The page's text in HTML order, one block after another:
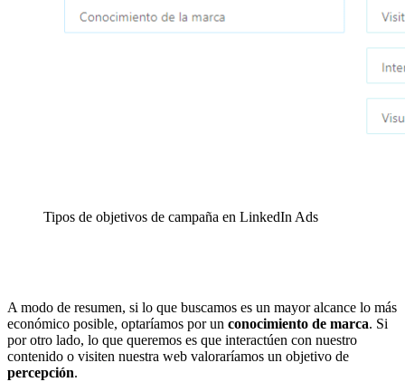
Tipos de objetivos de campaña en LinkedIn Ads
A modo de resumen, si lo que buscamos es un mayor alcance lo más
económico posible, optaríamos por un conocimiento de marca. Si
por otro lado, lo que queremos es que interactúen con nuestro
contenido o visiten nuestra web valoraríamos un objetivo de
percepción.